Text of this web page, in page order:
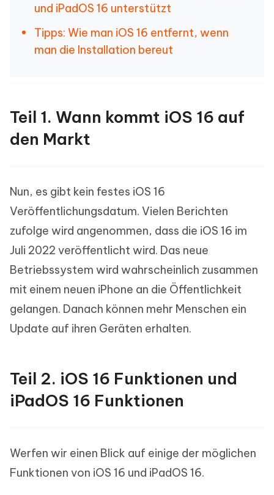
und iPadOS 16 unterstützt
Tipps: Wie man iOS 16 entfernt, wenn
man die Installation bereut
Teil 1. Wann kommt iOS 16 auf
den Markt
Nun, es gibt kein festes iOS 16
Veröffentlichungsdatum. Vielen Berichten
zufolge wird angenommen, dass die iOS 16 im
Juli 2022 veröffentlicht wird. Das neue
Betriebssystem wird wahrscheinlich zusammen
mit einem neuen iPhone an die Öffentlichkeit
gelangen. Danach können mehr Menschen ein
Update auf ihren Geräten erhalten.
Teil 2. iOS 16 Funktionen und
iPadOS 16 Funktionen
Werfen wir einen Blick auf einige der möglichen
Funktionen von iOS 16 und iPadOS 16.